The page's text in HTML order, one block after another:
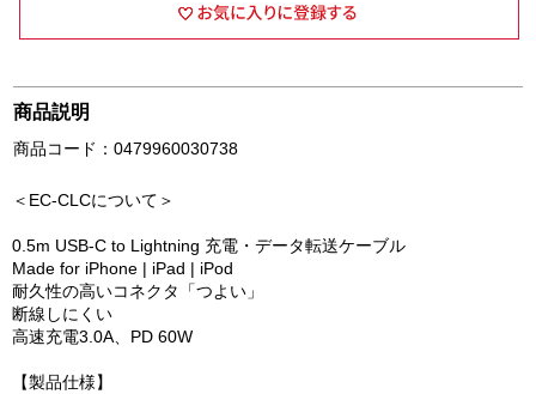
商品説明
商品コード：0479960030738
＜EC-CLCについて＞
0.5m USB-C to Lightning 充電・データ転送ケーブル
Made for iPhone | iPad | iPod
耐久性の高いコネクタ「つよい」
断線しにくい
高速充電3.0A、PD 60W
【製品仕様】